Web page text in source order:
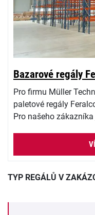
Bazarové regály
Pro firmu Müller
paletové regály
Pro našeho
TYP REGÁLŮ V